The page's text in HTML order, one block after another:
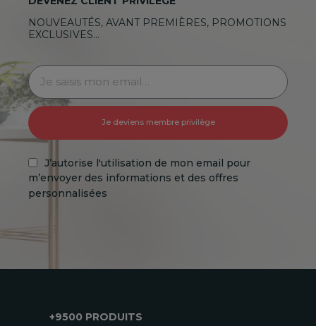
NOUVEAUTÉS, AVANT PREMIÈRES, PROMOTIONS
EXCLUSIVES…
Je deviens membre privilège
J’autorise l'utilisation de mon email pour
m’envoyer des informations et des offres
personnalisées
+9500 PRODUITS